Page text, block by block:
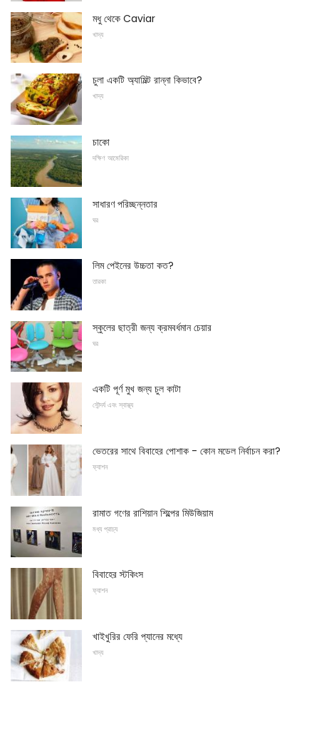
মধু থেকে Caviar
খাদ্য
চুলা একটি অ্যামিল্ট রান্না কিভাবে?
খাদ্য
চাকো
দক্ষিণ আমেরিকা
সাধারণ পরিচ্ছন্নতার
ঘর
লিম পেইনের উচ্চতা কত?
তারকা
স্কুলের ছাত্রী জন্য ক্রমবর্ধমান চেয়ার
ঘর
একটি পূর্ণ মুখ জন্য চুল কাটা
সৌন্দর্য এবং স্বাস্থ্য
ভেতরের সাথে বিবাহের পোশাক - কোন মডেল নির্বাচন করা?
ফ্যাশন
রামাত গণের রাশিয়ান শিল্পের মিউজিয়াম
মধ্য প্রাচ্য
বিবাহের স্টকিংস
ফ্যাশন
খাইখুরির ফেরি প্যানের মধ্যে
খাদ্য